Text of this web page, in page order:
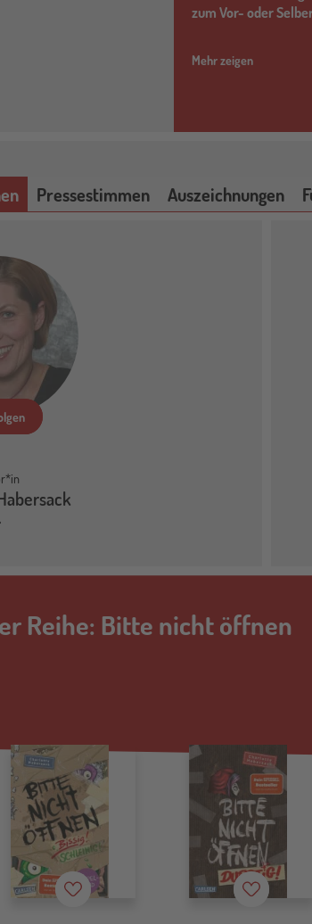
zum Vor- oder
Mehr zeigen
Pressestimmen Auszeichnungen
Reihe: Bitte nicht öffnen
Merkzettel Merkzettel